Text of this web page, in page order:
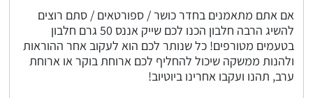
אם אתם מתאמנים בחדר כושר / ספורטאים / סתם רוצים
להשיג הרבה חלבון הכנו לכם שייק אננס 50 גרם חלבון
בטעמים מטורפים! כל שנותר לכם הוא לעקוב אחר ההוראות
ולהנות ממשקה שיכול להחליף לכם ארוחת בוקר או ארוחת
ערב, תהנו ועקבו אחרינו ביוטיוב!